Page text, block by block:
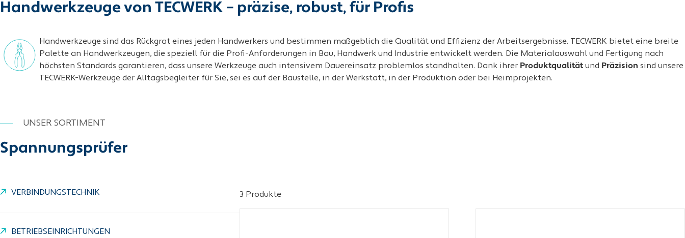
Handwerkzeuge von TECWERK – präzise, robust, für Profis
Handwerkzeuge sind das Rückgrat eines jeden Handwerkers und bestimmen maßgeblich die Qualität und Effizienz der Arbeitsergebnisse. TECWERK bietet eine breite
Palette an Handwerkzeugen, die speziell für die Profi-Anforderungen in Bau, Handwerk und Industrie entwickelt werden. Die Materialauswahl und Fertigung nach
höchsten Standards garantieren, dass unsere Werkzeuge auch intensivem Dauereinsatz problemlos standhalten. Dank ihrer Produktqualität und Präzision sind unsere
TECWERK-Werkzeuge der Alltagsbegleiter für Sie, sei es auf der Baustelle, in der Werkstatt, in der Produktion oder bei Heimprojekten.
UNSER SORTIMENT
Spannungsprüfer
VERBINDUNGSTECHNIK
BETRIEBSEINRICHTUNGEN
3 Produkte